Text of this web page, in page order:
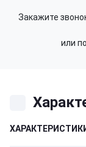
Закажите
или